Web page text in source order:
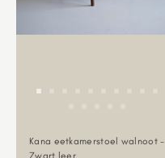
Kana eetkamerstoel walnoot -
Zwart leer